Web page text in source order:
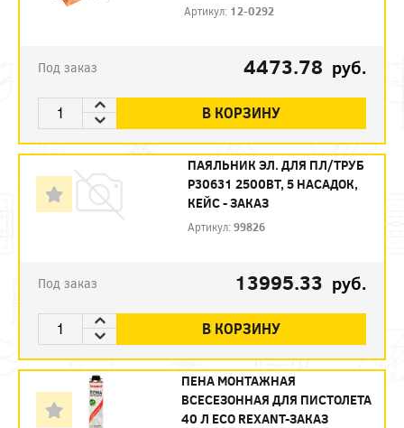
Артикул: 12-0292
Под заказ 4473.78 руб.
В КОРЗИНУ
ПАЯЛЬНИК ЭЛ. ДЛЯ ПЛ/ТРУБ
Р30631 2500ВТ, 5 НАСАДОК,
КЕЙС - ЗАКАЗ
Артикул:99826
Под заказ 13995.33 руб.
В КОРЗИНУ
ПЕНА МОНТАЖНАЯ
ВСЕСЕЗОННАЯ ДЛЯ ПИСТОЛЕТА
40 Л ECO REXANT-ЗАКАЗ